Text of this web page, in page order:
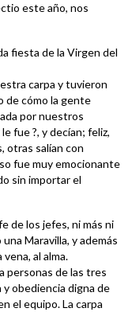
este año, nos
fiesta de la Virgen del
carpa y tuvieron
de cómo la gente
por nuestros
fue ?, y decían; feliz,
otras salían con
fue muy emocionante
sin importar el
de los jefes, ni más ni
Maravilla, y además
al alma.
personas de las tres
obediencia digna de
el equipo. La carpa